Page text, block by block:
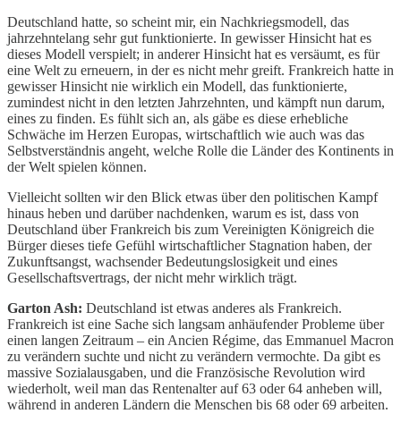
Deutschland hatte, so scheint mir, ein Nachkriegsmodell, das
jahrzehntelang sehr gut funktionierte. In gewisser Hinsicht hat es
dieses Modell verspielt; in anderer Hinsicht hat es versäumt, es für
eine Welt zu erneuern, in der es nicht mehr greift. Frankreich hatte in
gewisser Hinsicht nie wirklich ein Modell, das funktionierte,
zumindest nicht in den letzten Jahrzehnten, und kämpft nun darum,
eines zu finden. Es fühlt sich an, als gäbe es diese erhebliche
Schwäche im Herzen Europas, wirtschaftlich wie auch was das
Selbstverständnis angeht, welche Rolle die Länder des Kontinents in
der Welt spielen können.
Vielleicht sollten wir den Blick etwas über den politischen Kampf
hinaus heben und darüber nachdenken, warum es ist, dass von
Deutschland über Frankreich bis zum Vereinigten Königreich die
Bürger dieses tiefe Gefühl wirtschaftlicher Stagnation haben, der
Zukunftsangst, wachsender Bedeutungslosigkeit und eines
Gesellschaftsvertrags, der nicht mehr wirklich trägt.
Garton Ash: Deutschland ist etwas anderes als Frankreich.
Frankreich ist eine Sache sich langsam anhäufender Probleme über
einen langen Zeitraum – ein Ancien Régime, das Emmanuel Macron
zu verändern suchte und nicht zu verändern vermochte. Da gibt es
massive Sozialausgaben, und die Französische Revolution wird
wiederholt, weil man das Rentenalter auf 63 oder 64 anheben will,
während in anderen Ländern die Menschen bis 68 oder 69 arbeiten.